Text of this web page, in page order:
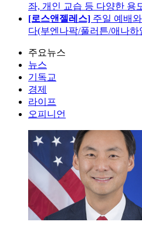
좌, 개인 교습 등 다양한 용
[로스앤젤레스] 주일 예배
다(부엔나팍/풀러튼/애나하
주요뉴스
뉴스
기독교
경제
라이프
오피니언